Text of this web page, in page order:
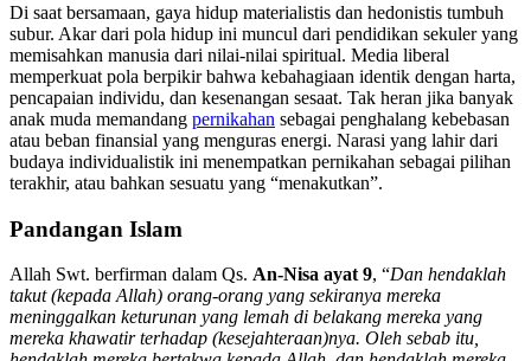
Di saat bersamaan, gaya hidup materialistis dan hedonistis tumbuh
subur. Akar dari pola hidup ini muncul dari pendidikan sekuler yang
memisahkan manusia dari nilai-nilai spiritual. Media liberal
memperkuat pola berpikir bahwa kebahagiaan identik dengan harta,
pencapaian individu, dan kesenangan sesaat. Tak heran jika banyak
anak muda memandang pernikahan sebagai penghalang kebebasan
atau beban finansial yang menguras energi. Narasi yang lahir dari
budaya individualistik ini menempatkan pernikahan sebagai pilihan
terakhir, atau bahkan sesuatu yang “menakutkan”.
Pandangan Islam
Allah Swt. berfirman dalam Qs. An-Nisa ayat 9, “Dan hendaklah
takut (kepada Allah) orang-orang yang sekiranya mereka
meninggalkan keturunan yang lemah di belakang mereka yang
mereka khawatir terhadap (kesejahteraan)nya. Oleh sebab itu,